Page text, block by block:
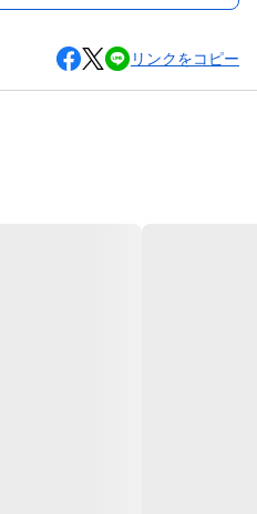
リンクをコピー